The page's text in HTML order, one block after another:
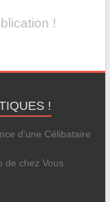
!
!
d'une Célibataire
de chez Vous